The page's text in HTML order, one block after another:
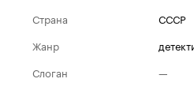
Страна
СССР
Жанр
Слоган
—